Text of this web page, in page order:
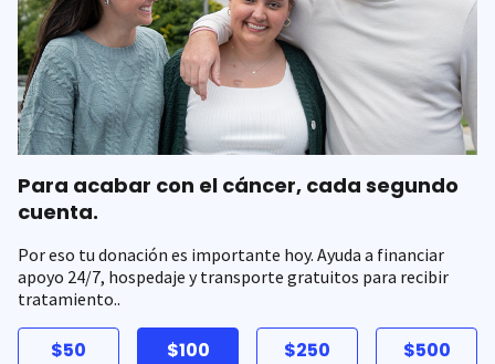
Para acabar con el cáncer, cada segundo
cuenta.
Por eso tu donación es importante hoy. Ayuda a financiar
apoyo 24/7, hospedaje y transporte gratuitos para recibir
tratamiento..
$50 $100 $250 $500